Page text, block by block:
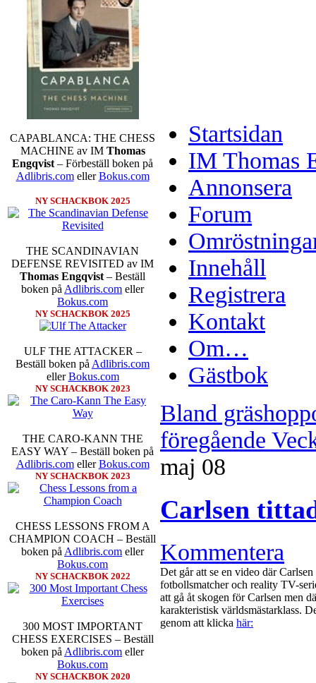
CAPABLANCA: THE CHESS
MACHINE av IM Thomas
Engqvist – Förbeställ boken på
Adlibris.comellerBokus.com
NY SCHACKBOK 2025
THE SCANDINAVIAN
DEFENSE REVISITED av IM
Thomas Engqvist – Beställ
boken på Adlibris.com eller
Bokus.com
NY SCHACKBOK 2025
ULF THE ATTACKER –
Beställ boken på Adlibris.com
ellerBokus.com
NY SCHACKBOK 2023
THE CARO-KANN THE
EASY WAY – Beställ boken på
Adlibris.comellerBokus.com
NY SCHACKBOK 2023
CHESS LESSONS FROM A
CHAMPION COACH – Beställ
boken på Adlibris.com eller
Bokus.com
NY SCHACKBOK 2022
300 MOST IMPORTANT
CHESS EXERCISES – Beställ
boken på Adlibris.com eller
Bokus.com
NY SCHACKBOK 2020
Startsidan
IM Thomas
Annonsera
Forum
Innehåll
Registrera
Kontakt
Om…
Gästbok
Bland
föregående
maj 08
Carlsen
Kommentera
Det går att se en video där
fotbollsmatcher och reality TV-
att gå åt skogen för Carlsen men
karakteristisk världsmästarklass.
genom att klicka här: